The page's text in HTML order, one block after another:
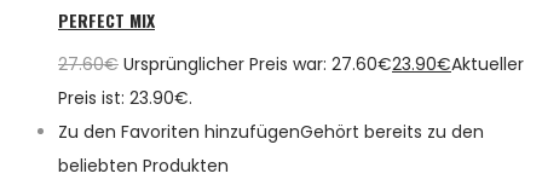
PERFECT MIX
27.60€ Ursprünglicher Preis war: 27.60€23.90€Aktueller
Preis ist: 23.90€.
Zu den Favoriten hinzufügenGehört bereits zu den
beliebten Produkten